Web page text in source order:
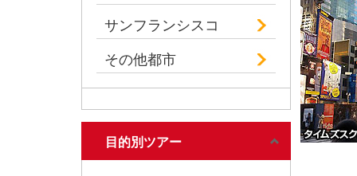
サンフランシスコ
その他都市
目的別ツアー